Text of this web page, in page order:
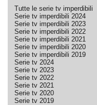
Tutte le serie tv imperdibili
Serie tv imperdibili 2024
Serie tv imperdibili 2023
Serie tv imperdibili 2022
Serie tv imperdibili 2021
Serie tv imperdibili 2020
Serie tv imperdibili 2019
Serie tv 2024
Serie tv 2023
Serie tv 2022
Serie tv 2021
Serie tv 2020
Serie tv 2019